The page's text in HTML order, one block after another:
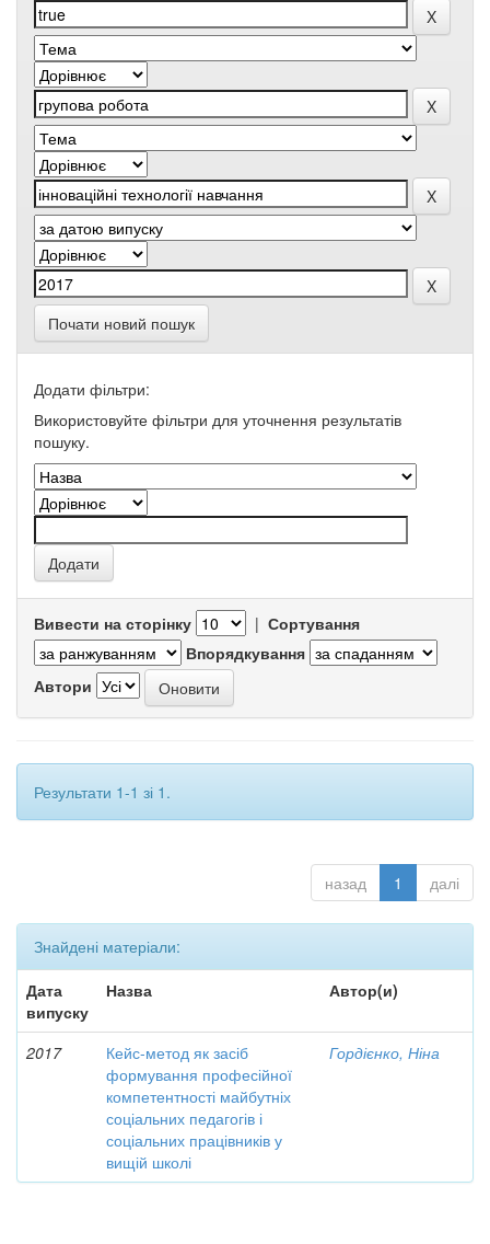
Почати новий пошук
Додати фільтри:
Використовуйте фільтри для уточнення результатів
пошуку.
Вивести на сторінку | Сортування
Впорядкування
Автори
Результати 1-1 зі 1.
назад 1 далі
Знайдені матеріали:
Дата
випуску
Назва Автор(и)
2017
Кейс-метод як засіб
формування професійної
компетентності майбутніх
соціальних педагогів і
соціальних працівників у
вищій школі
Гордієнко, Ніна